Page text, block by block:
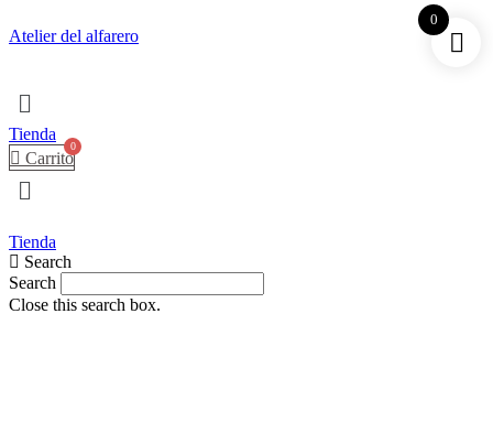
Atelier del alfarero
Menú
Tienda
Carrito
Tienda
Search
Search
Close this search box.
0